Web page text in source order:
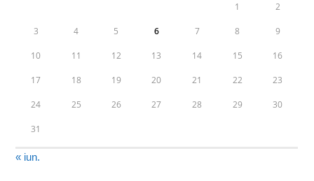
1 2
3 4 5 6 7 8 9
10 11 12 13 14 15 16
17 18 19 20 21 22 23
24 25 26 27 28 29 30
31
« iun.